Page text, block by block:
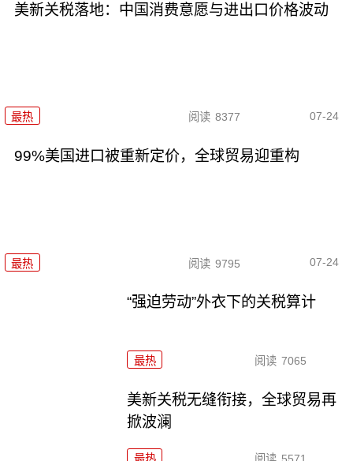
美新关税落地：中国消费意愿与进出口价格波动
最热 阅读 8377 07-24
99%美国进口被重新定价，全球贸易迎重构
最热 阅读 9795 07-24
“强迫劳动”外衣下的关税算计
最热 阅读 7065
美新关税无缝衔接，全球贸易再
掀波澜